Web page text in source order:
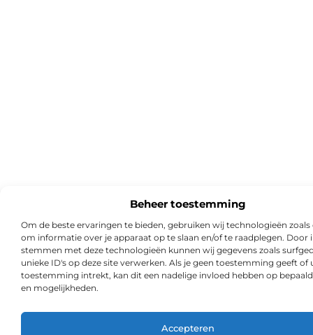
Beheer toestemming
Om de beste ervaringen te bieden, gebruiken wij technologieën zoals
om informatie over je apparaat op te slaan en/of te raadplegen. Door
stemmen met deze technologieën kunnen wij gegevens zoals
unieke ID's op deze site verwerken. Als je geen toestemming geeft of
toestemming intrekt, kan dit een nadelige invloed hebben op
en mogelijkheden.
Accepteren